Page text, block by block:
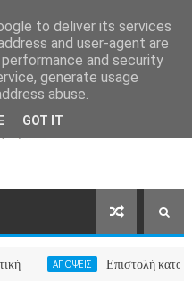
ΑΠΟΨΕΙΣ Επιστολή κατοίκων
to deliver its services
and user-agent are
and security
generate usage
abuse.
GOT IT